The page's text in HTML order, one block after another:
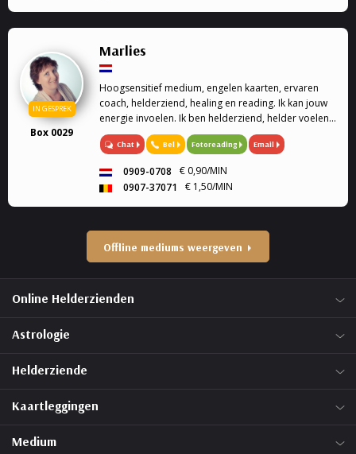
IN GESPREK
Box 0029
Marlies
Hoogsensitief medium, engelen kaarten, ervaren
coach, helderziend, healing en reading. Ik kan jouw
energie invoelen. Ik ben helderziend, helder voelend
en helder horend. Ik kan helpen bij je spirituele
groei.
Chat Bel Fotoreading Email
0909-0708
€ 0,90/MIN
0907-37071
€ 1,50/MIN
Offline mediums weergeven
Online Helderzienden
Astrologie
Helderziende
Kaartleggingen
Medium